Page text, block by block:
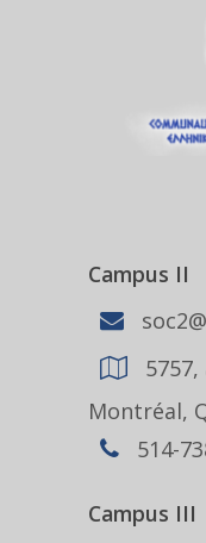
Campus II
Montréal,
514-
Campus III